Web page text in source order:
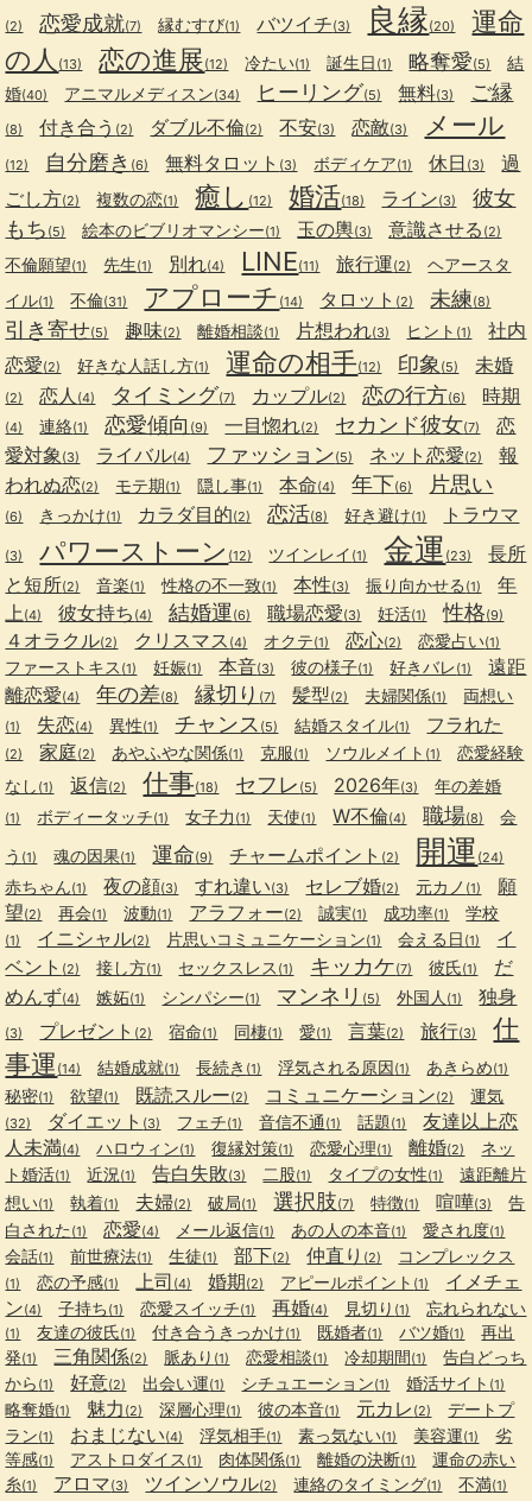
(2) 恋愛成就(7) 縁むすび(1) バツイチ(3) 良縁(20)
運命
の人 (13) 恋の進展(12) 冷たい(1) 誕生日 (1) 略奪愛(5)
結
婚(40) アニマルメディスン(34) ヒーリング(5) 無料(3) ご縁
(8) 付き合う (2) ダブル不倫(2) 不安(3) 恋敵(3) メール
(12) 自分磨き (6) 無料タロット (3) ボディケア(1) 休日 (3)
過
ごし方(2) 複数の恋(1) 癒し (12) 婚活(18) ライン(3)
彼女
もち (5) 絵本のビブリオマンシー(1) 玉の輿(3) 意識させる (2)
不倫願望(1) 先生(1) 別れ(4) LINE(11) 旅行運(2)
ヘアースタ
イル(1) 不倫(31) アプローチ (14) タロット (2) 未練(8)
引き寄せ(5) 趣味(2) 離婚相談(1) 片想われ(3) ヒント (1)
社内
恋愛(2) 好きな人話し方(1) 運命の相手(12) 印象(5) 未婚
(2) 恋人 (4) タイミング(7) カップル(2) 恋の行方(6) 時期
(4) 連絡(1) 恋愛傾向 (9) 一目惚れ(2) セカンド彼女(7)
恋
愛対象(3) ライバル(4) ファッション(5) ネット恋愛(2)
報
われぬ恋(2) モテ期(1) 隠し事(1) 本命(4) 年下(6) 片思い
(6) きっかけ(1) カラダ目的(2) 恋活(8) 好き避け(1) トラウマ
(3) パワーストーン (12) ツインレイ (1) 金運 (23)
長所
と短所(2) 音楽(1) 性格の不一致(1) 本性(3) 振り向かせる (1)
年
上(4) 彼女持ち (4) 結婚運(6) 職場恋愛(3) 妊活(1) 性格(9)
４オラクル(2) クリスマス (4) オクテ(1) 恋心(2) 恋愛占い(1)
ファーストキス (1) 妊娠(1) 本音(3) 彼の様子(1) 好きバレ(1)
遠距
離恋愛(4) 年の差(8) 縁切り (7) 髪型(2) 夫婦関係(1) 両想い
(1) 失恋(4) 異性(1) チャンス (5) 結婚スタイル(1) フラれた
(2) 家庭(2) あやふやな関係(1) 克服(1) ソウルメイト (1)
恋愛経験
なし (1) 返信(2) 仕事(18) セフレ (5) 2026年(3) 年の差婚
(1) ボディータッチ(1) 女子力 (1) 天使(1) W不倫(4) 職場(8)
会
う (1) 魂の因果(1) 運命(9) チャームポイント (2) 開運 (24)
赤ちゃん(1) 夜の顔(3) すれ違い(3) セレブ婚(2) 元カノ (1)
願
望(2) 再会(1) 波動(1) アラフォー(2) 誠実(1) 成功率(1) 学校
(1) イニシャル(2) 片思いコミュニケーション(1) 会える日 (1)
イ
ベント (2) 接し方(1) セックスレス (1) キッカケ(7) 彼氏(1)
だ
めんず(4) 嫉妬(1) シンパシー(1) マンネリ (5) 外国人 (1) 独身
(3) プレゼント (2) 宿命(1) 同棲(1) 愛(1) 言葉(2) 旅行(3)
仕
事運 (14) 結婚成就(1) 長続き (1) 浮気される原因(1) あきらめ(1)
秘密(1) 欲望(1) 既読スルー(2) コミュニケーション(2) 運気
(32) ダイエット (3) フェチ(1) 音信不通 (1) 話題(1)
友達以上恋
人未満(4) ハロウィン(1) 復縁対策(1) 恋愛心理(1) 離婚(2)
ネッ
ト婚活(1) 近況(1) 告白失敗(3) 二股(1) タイプの女性(1)
遠距離片
想い(1) 執着(1) 夫婦(2) 破局(1) 選択肢(7) 特徴(1) 喧嘩(3)
告
白された (1) 恋愛(4) メール返信(1) あの人の本音(1) 愛され度(1)
会話(1) 前世療法(1) 生徒(1) 部下(2) 仲直り (2) コンプレックス
(1) 恋の予感(1) 上司 (4) 婚期(2) アピールポイント (1)
イメチェ
ン(4) 子持ち(1) 恋愛スイッチ(1) 再婚(4) 見切り (1) 忘れられない
(1) 友達の彼氏(1) 付き合うきっかけ(1) 既婚者(1) バツ婚(1)
再出
発(1) 三角関係(2) 脈あり (1) 恋愛相談(1) 冷却期間(1)
告白どっち
から (1) 好意(2) 出会い運(1) シチュエーション(1) 婚活サイト (1)
略奪婚(1) 魅力 (2) 深層心理(1) 彼の本音(1) 元カレ (2)
デートプ
ラン(1) おまじない(4) 浮気相手(1) 素っ気ない(1) 美容運(1)
劣
等感(1) アストロダイス (1) 肉体関係(1) 離婚の決断(1)
運命の赤い
糸(1) アロマ(3) ツインソウル(2) 連絡のタイミング(1) 不満(1)